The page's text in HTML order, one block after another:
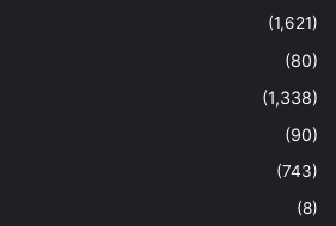
(1,621)
(80)
(1,338)
(90)
(743)
(8)